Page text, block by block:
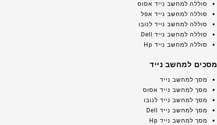
סוללה למחשב נייד אסוס
סוללה למחשב נייד אפל
סוללה למחשב נייד לנובו
סוללה למחשב נייד Dell
סוללה למחשב נייד Hp
מסכים למחשב נייד
מסך למחשב נייד
מסך למחשב נייד אסוס
מסך למחשב נייד לנובו
מסך למחשב נייד Dell
מסך למחשב נייד Hp